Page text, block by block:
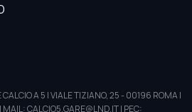
A 5 | VIALE TIZIANO, 25 - 00196 ROMA |
CALCIO5.GARE@LND.IT | PEC: